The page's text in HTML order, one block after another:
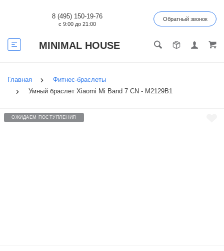
MINIMAL HOUSE
8 (495) 150-19-76
с 9:00 до 21:00
Обратный звонок
Главная
Фитнес-браслеты
Умный браслет Xiaomi Mi Band 7 CN - M2129B1
ОЖИДАЕМ ПОСТУПЛЕНИЯ